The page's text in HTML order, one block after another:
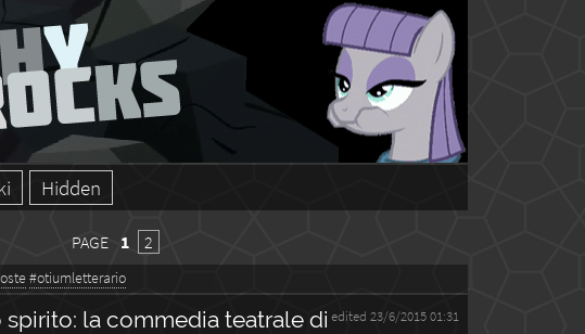
Hidden
PAGE 1 2
#otiumletterario
la commedia teatrale di edited 23/6/2015 01:31